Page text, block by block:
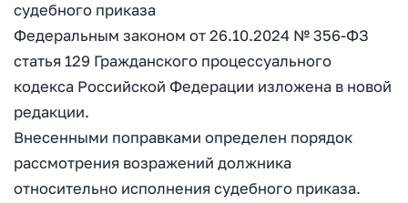
судебного приказа
Федеральным законом от 26.10.2024 № 356-ФЗ
статья 129 Гражданского процессуального
кодекса Российской Федерации изложена в новой
редакции.
Внесенными поправками определен порядок
рассмотрения возражений должника
относительно исполнения судебного приказа.